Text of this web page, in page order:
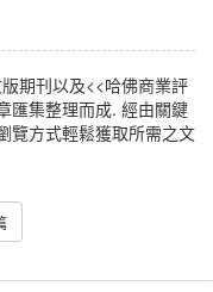
期刊以及<<哈佛商業評
匯集整理而成. 經由關鍵
覽方式輕鬆獲取所需之文